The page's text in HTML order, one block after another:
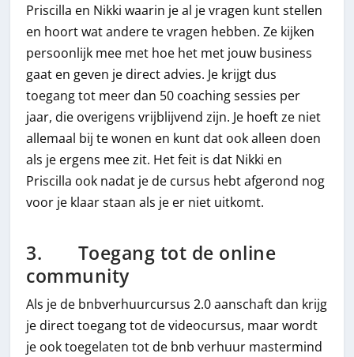
Priscilla en Nikki waarin je al je vragen kunt stellen
en hoort wat andere te vragen hebben. Ze kijken
persoonlijk mee met hoe het met jouw business
gaat en geven je direct advies. Je krijgt dus
toegang tot meer dan 50 coaching sessies per
jaar, die overigens vrijblijvend zijn. Je hoeft ze niet
allemaal bij te wonen en kunt dat ook alleen doen
als je ergens mee zit. Het feit is dat Nikki en
Priscilla ook nadat je de cursus hebt afgerond nog
voor je klaar staan als je er niet uitkomt.
3. Toegang tot de online
community
Als je de bnbverhuurcursus 2.0 aanschaft dan krijg
je direct toegang tot de videocursus, maar wordt
je ook toegelaten tot de bnb verhuur mastermind